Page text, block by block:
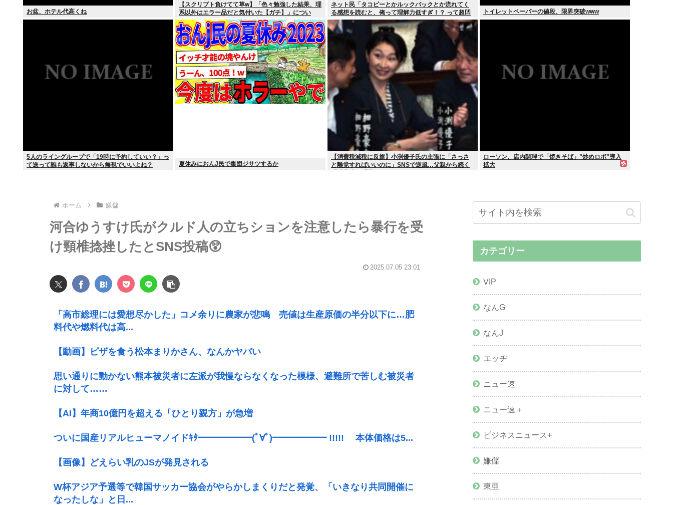
お盆、ホテル代高くね
【スクリプト負けてて草w】「色々勉強した結果、理
系以外はエラー品だと気付いた【ガチ】」につい
て、もっと具体的に話そうか
ネット民「タコピーとかルックバックとか流れてく
る感想を読むと、俺って理解力低すぎ！？ って超凹
む。つらい」
トイレットペーパーの値段、限界突破www
5人のライングループで「19時に予約していい？」っ
て送って誰も返事しないから無視でいいよね？
夏休みにおんJ民で集団ジサツするか
【消費税減税に反旗】小渕優子氏の主張に「さっさ
と離党すればいいのに」SNSで逆風…父親から続く
ローソン、店内調理で「焼きそば」”炒めロボ”導入
拡大
ホーム 嫌儲
河合ゆうすけ氏がクルド人の立ちションを注意したら暴行を受
け頸椎捻挫したとSNS投稿😲
2025.07.05 23:01
「高市総理には愛想尽かした」コメ余りに農家が悲鳴 売値は生産原価の半分以下に…肥
料代や燃料代は高...
【動画】ピザを食う松本まりかさん、なんかヤバい
思い通りに動かない熊本被災者に左派が我慢ならなくなった模様、避難所で苦しむ被災者
に対して……
【AI】年商10億円を超える「ひとり親方」が急増
ついに国産リアルヒューマノイドｷﾀ━━━━━━(ﾟ∀ﾟ)━━━━━━ !!!!! 本体価格は5...
【画像】どえらい乳のJSが発見される
W杯アジア予選等で韓国サッカー協会がやらかしまくりだと発覚、「いきなり共同開催に
なったしな」と日...
カテゴリー
VIP
なんG
なんJ
エッヂ
ニュー速
ニュー速＋
ビジネスニュース+
嫌儲
東亜